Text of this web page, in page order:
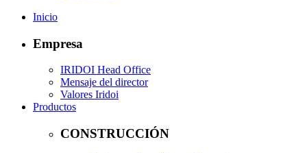
Inicio
Empresa
IRIDOI Head Office
Mensaje del director
Valores Iridoi
Productos
CONSTRUCCIÓN